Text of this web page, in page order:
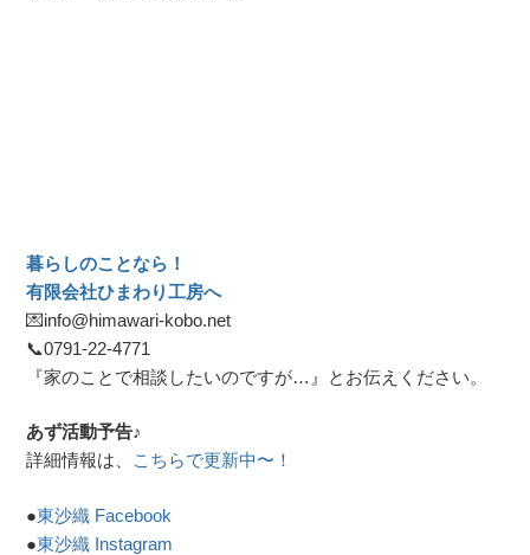
暮らしのことなら！
有限会社ひまわり工房へ
💌info@himawari-kobo.net
📞0791-22-4771
『家のことで相談したいのですが…』とお伝えください。
あず活動予告♪
詳細情報は、 こちらで更新中〜！
●東沙織 Facebook
●東沙織 Instagram